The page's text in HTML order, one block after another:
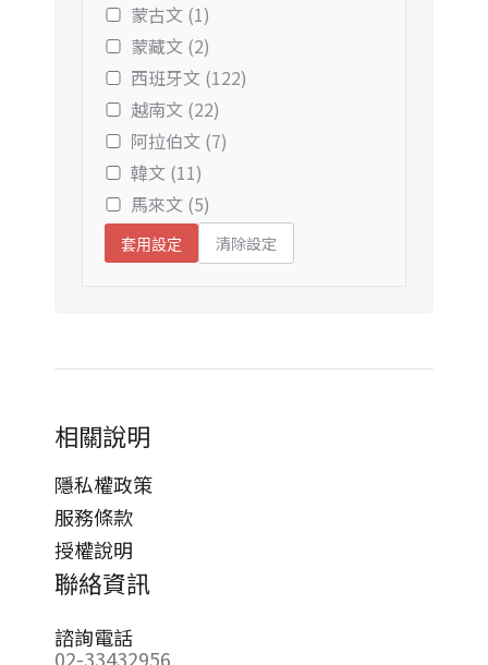
蒙古文 (1)
蒙藏文 (2)
西班牙文 (122)
越南文 (22)
阿拉伯文 (7)
韓文 (11)
馬來文 (5)
套用設定 清除設定
相關說明
隱私權政策
服務條款
授權說明
聯絡資訊
諮詢電話
02-33432956